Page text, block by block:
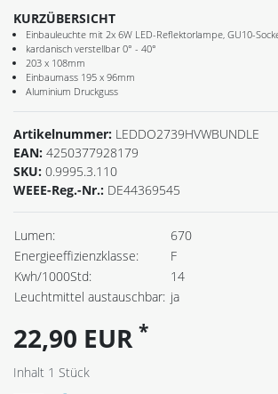
KURZÜBERSICHT
Einbauleuchte mit 2x 6W LED-Reflektorlampe, GU10-
kardanisch verstellbar 0° - 40°
203 x 108mm
Einbaumass 195 x 96mm
Aluminium Druckguss
Artikelnummer: LEDDO2739HVWBUNDLE
EAN: 4250377928179
SKU: 0.9995.3.110
WEEE-Reg.-Nr.: DE44369545
Lumen:
670
Energieeffizienzklasse:
F
Kwh/1000Std:
14
Leuchtmittel austauschbar: ja
22,90 EUR *
Inhalt 1 Stück